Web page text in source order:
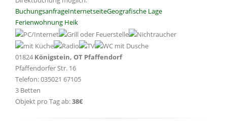
BuchungsanfrageInternetseiteGeografische Lage
Ferienwohnung Heik
01824 Königstein, OT Pfaffendorf
Pfaffendorfer Str. 16
Telefon: 035021 67105
3 Betten
Objekt pro Tag ab:38€